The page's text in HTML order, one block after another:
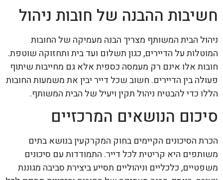
חשיבות ההבנה של חובות ניהול
ניהול הבית המשותף מצריך הבנה מעמיקה של החובות
המוטלות על הדיירים, כגון תשלום ועד בית ותחזוקה שוטפת.
חובות אלו אינם רק מעמסה כספית אלא גם מחייבות שיתוף
פעולה בין הדיירים. חשוב שכל דייר יבין את משמעות החובות
הללו כדי להבטיח ניהול תקין ויעיל של הבית המשותף.
סיכום הנושאים המרכזיים
הכרת הסיכונים הקיימים בחוק המקרקעין בנושא בתים
משותפים היא קריטית לכל דייר. התמודדות עם סיכונים
משפטיים, כלכליים וניהוליים תסייע ביצירת סביבה מגוננת